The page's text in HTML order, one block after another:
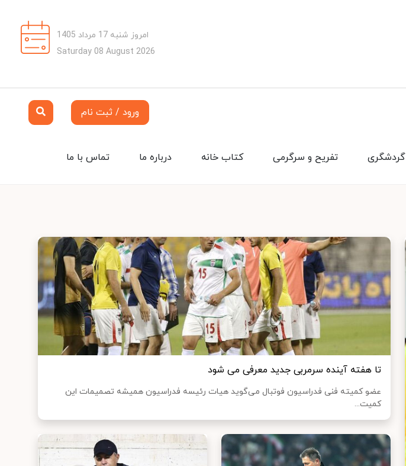
امروز شنبه 17 مرداد 1405
Saturday 08 August 2026
ورود / ثبت نام
تماس با ما درباره ما کتاب خانه تفریح و سرگرمی گردشگری
تا هفته آینده سرمربی جدید معرفی می شود
عضو کمیته فنی فدراسیون فوتبال می‌گوید هیات رئیسه فدراسیون همیشه تصمیمات این
کمیت...